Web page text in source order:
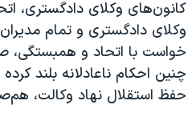
کانون‌های وکلای دادگستری،
وکلای دادگستری و تمام
خواست با اتحاد و همبستگی،
چنین احکام ناعادلانه بلند
حفظ استقلال نهاد وکالت،